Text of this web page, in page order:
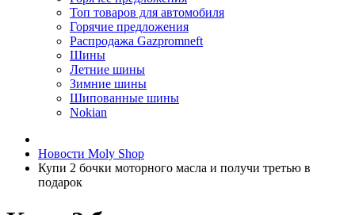
Топ товаров для автомобиля
Горячие предложения
Распродажа Gazpromneft
Шины
Летние шины
Зимние шины
Шипованные шины
Nokian
Новости Moly Shop
Купи 2 бочки моторного масла и получи третью в
подарок